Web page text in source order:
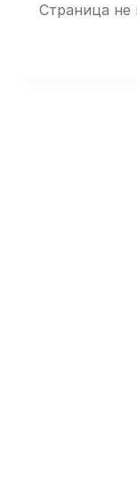
Страница не